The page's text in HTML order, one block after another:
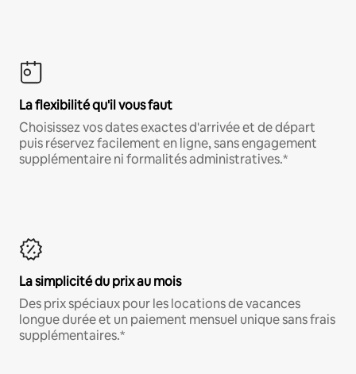
La flexibilité qu'il vous faut
Choisissez vos dates exactes d'arrivée et de départ
puis réservez facilement en ligne, sans engagement
supplémentaire ni formalités administratives.*
La simplicité du prix au mois
Des prix spéciaux pour les locations de vacances
longue durée et un paiement mensuel unique sans frais
supplémentaires.*